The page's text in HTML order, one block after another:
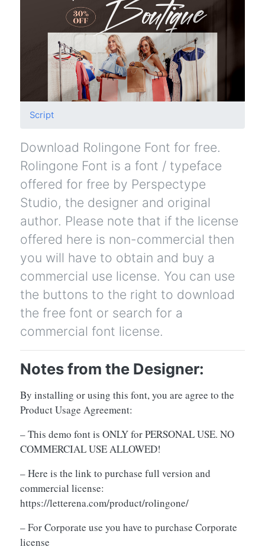
Script
Download Rolingone Font for free.
Rolingone Font is a font / typeface
offered for free by Perspectype
Studio, the designer and original
author. Please note that if the license
offered here is non-commercial then
you will have to obtain and buy a
commercial use license. You can use
the buttons to the right to download
the free font or search for a
commercial font license.
Notes from the Designer:
By installing or using this font, you are agree to the
Product Usage Agreement:
– This demo font is ONLY for PERSONAL USE. NO
COMMERCIAL USE ALLOWED!
– Here is the link to purchase full version and
commercial license:
https://letterena.com/product/rolingone/
– For Corporate use you have to purchase Corporate
license